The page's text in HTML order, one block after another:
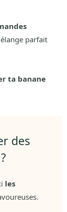
parfait
ta banane
des
les